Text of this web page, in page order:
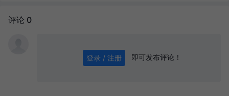
评论 0
登录 / 注册 即可发布评论！